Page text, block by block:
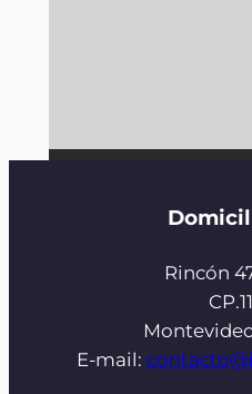
Rincón
E-mail: